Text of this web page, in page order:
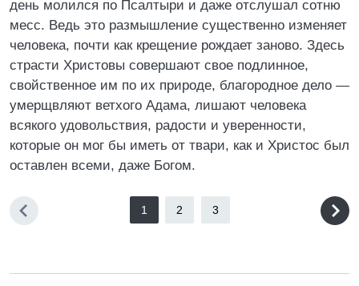
день молился по Псалтыри и даже отслушал сотню
месс. Ведь это размышление существенно изменяет
человека, почти как крещение рождает заново. Здесь
страсти Христовы совершают свое подлинное,
свойственное им по их природе, благородное дело —
умерщвляют ветхого Адама, лишают человека
всякого удовольствия, радости и уверенности,
которые он мог бы иметь от твари, как и Христос был
оставлен всеми, даже Богом.
1 2 3